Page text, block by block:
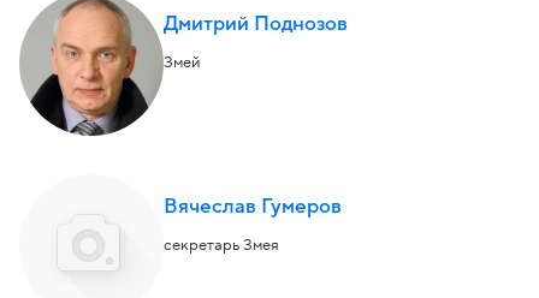
Дмитрий Поднозов
Змей
Вячеслав Гумеров
секретарь Змея